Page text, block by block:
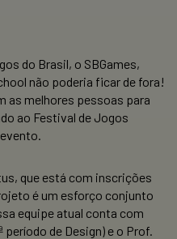
do Brasil, o SBGames,
não poderia ficar de fora!
as melhores pessoas para
ao Festival de Jogos
que está com inscrições
é um esforço conjunto
equipe atual conta com
período de Design) e o Prof.